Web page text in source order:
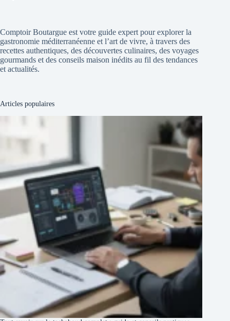
Comptoir Boutargue est votre guide expert pour explorer la
gastronomie méditerranéenne et l’art de vivre, à travers des
recettes authentiques, des découvertes culinaires, des voyages
gourmands et des conseils maison inédits au fil des tendances
et actualités.
Articles populaires